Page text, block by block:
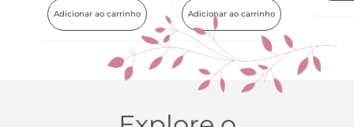
Adicionar ao carrinho